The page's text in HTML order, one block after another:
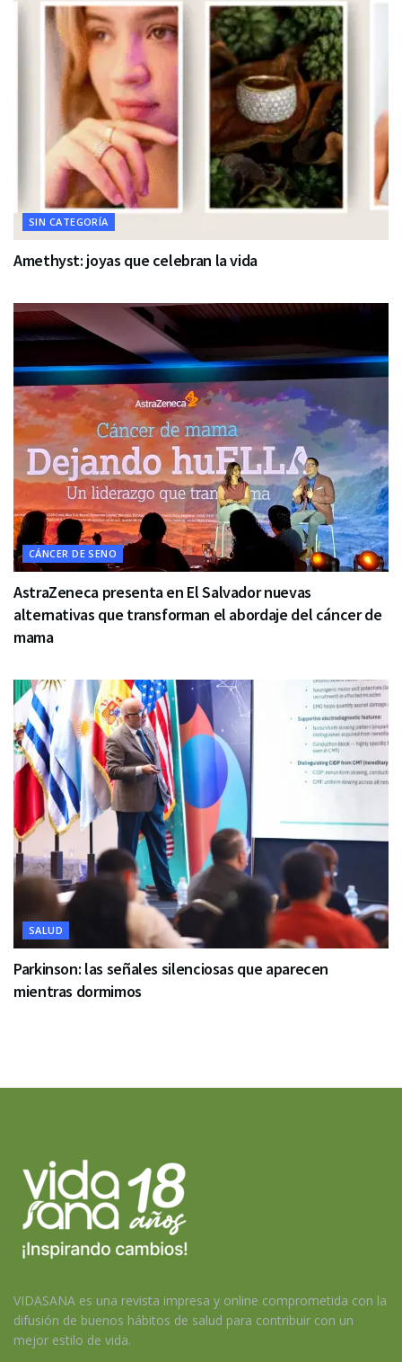
SIN CATEGORÍA
Amethyst: joyas que celebran la vida
CÁNCER DE SENO
AstraZeneca presenta en El Salvador nuevas
alternativas que transforman el abordaje del cáncer de
mama
SALUD
Parkinson: las señales silenciosas que aparecen
mientras dormimos
VIDASANA es una revista impresa y online comprometida con la
difusión de buenos hábitos de salud para contribuir con un
mejor estilo de vida.